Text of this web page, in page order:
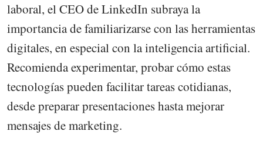
laboral, el CEO de LinkedIn subraya la
importancia de familiarizarse con las herramientas
digitales, en especial con la inteligencia artificial.
Recomienda experimentar, probar cómo estas
tecnologías pueden facilitar tareas cotidianas,
desde preparar presentaciones hasta mejorar
mensajes de marketing.